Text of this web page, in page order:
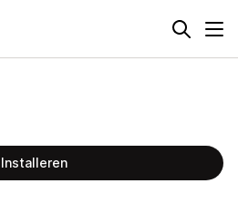
Installeren